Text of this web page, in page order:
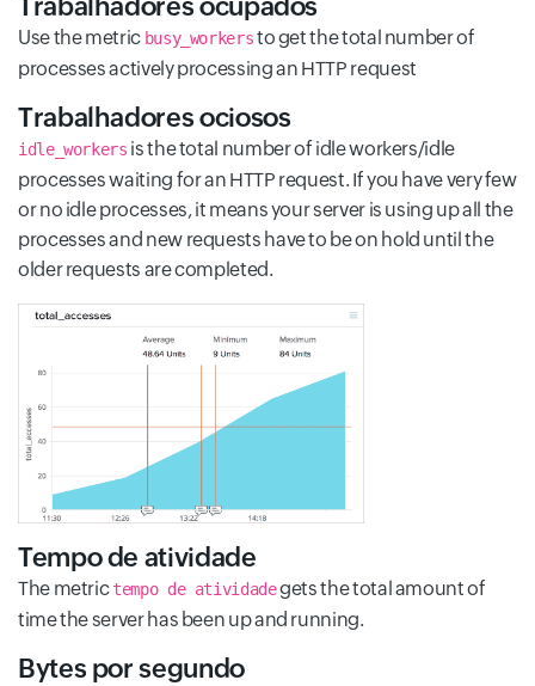
Trabalhadores ocupados
Use the metric busy_workersto get the total number of
processes actively processing an HTTP request
Trabalhadores ociosos
idle_workers is the total number of idle workers/idle
processes waiting for an HTTP request. If you have very few
or no idle processes, it means your server is using up all the
processes and new requests have to be on hold until the
older requests are completed.
Tempo de atividade
The metrictempo de atividadegets the total amount of
time the server has been up and running.
Bytes por segundo